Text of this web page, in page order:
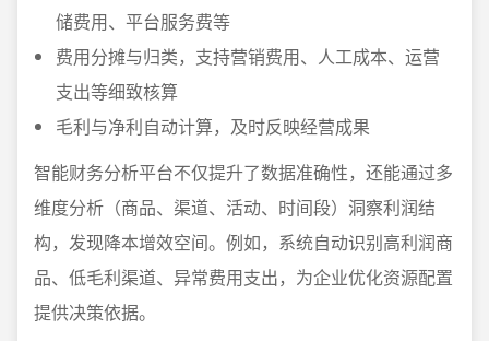
储费用、平台服务费等
费用分摊与归类，支持营销费用、人工成本、运营
支出等细致核算
毛利与净利自动计算，及时反映经营成果
智能财务分析平台不仅提升了数据准确性，还能通过多
维度分析（商品、渠道、活动、时间段）洞察利润结
构，发现降本增效空间。例如，系统自动识别高利润商
品、低毛利渠道、异常费用支出，为企业优化资源配置
提供决策依据。